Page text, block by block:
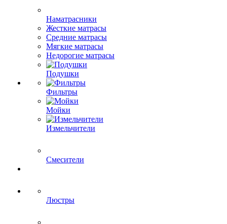
Наматрасники
Жесткие матрасы
Средние матрасы
Мягкие матрасы
Недорогие матрасы
Подушки
Фильтры
Мойки
Измельчители
Смесители
Люстры